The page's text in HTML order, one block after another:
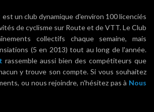
est un club dynamique d'environ 100 licenciés
de cyclisme sur Route et de VTT. Le Club
collectifs chaque semaine, mais
(5 en 2013) tout au long de l'année.
rassemble aussi bien des compétiteurs que
y trouve son compte. Si vous souhaitez
ou nous rejoindre, n'hésitez pas à Nous